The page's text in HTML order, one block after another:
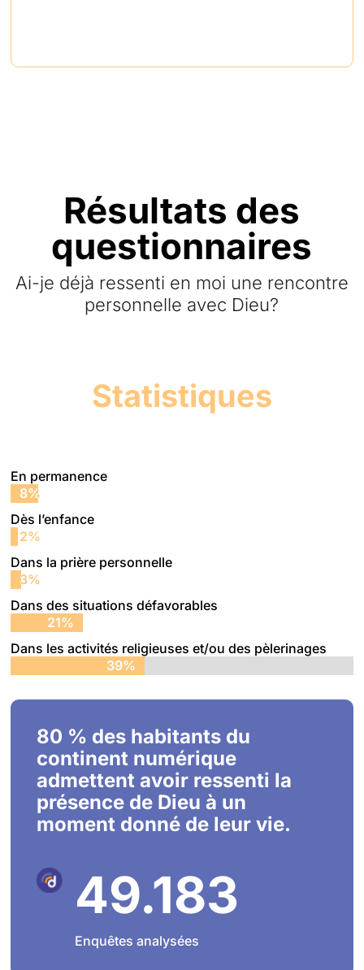
Résultats des
questionnaires
Ai-je déjà ressenti en moi une rencontre
personnelle avec Dieu?
Statistiques
En permanence
8%
8%
Dès l’enfance
2%
2%
Dans la prière personnelle
3%
3%
Dans des situations défavorables
21%
21%
Dans les activités religieuses et/ou des pèlerinages
39%
39%
80 % des habitants du
continent numérique
admettent avoir ressenti la
présence de Dieu à un
moment donné de leur vie.
49.183
Enquêtes analysées